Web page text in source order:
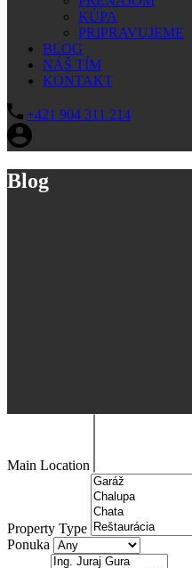
KÚPA
PRIPRAVUJEME
BLOG
NÁŠ TÍM
KONTAKT
+421 904 311 214
Blog
Main Location
Property Type
Ponuka